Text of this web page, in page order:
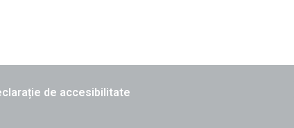
de accesibilitate